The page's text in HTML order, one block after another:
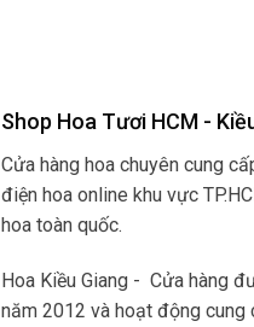
Shop Hoa Tươi HCM -
Cửa hàng hoa chuyên cung
điện hoa online khu vực
hoa toàn quốc.
Hoa Kiều Giang - Cửa hàng
năm 2012 và hoạt động cung